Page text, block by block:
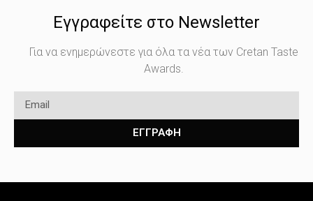
Εγγραφείτε στο Newsletter
Για να ενημερώνεστε για όλα τα νέα των Cretan Taste
Awards.
ΕΓΓΡΑΦΗ